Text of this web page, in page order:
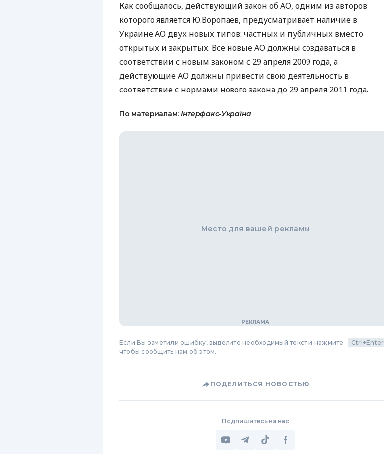
Как сообщалось, действующий закон об АО, одним из авторов
которого является Ю.Воропаев, предусматривает наличие в
Украине АО двух новых типов: частных и публичных вместо
открытых и закрытых. Все новые АО должны создаваться в
соответствии с новым законом с 29 апреля 2009 года, а
действующие АО должны привести свою деятельность в
соответствие с нормами нового закона до 29 апреля 2011 года.
По материалам: Інтерфакс-Україна
Место для вашей рекламы
Если Вы заметили ошибку, выделите необходимый текст и нажмите Ctrl+Enter
чтобы сообщить нам об этом.
ПОДЕЛИТЬСЯ НОВОСТЬЮ
Подпишитесь на нас